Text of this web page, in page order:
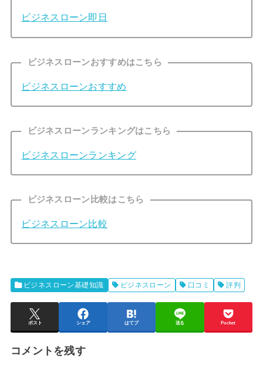
ビジネスローン即日
ビジネスローンおすすめはこちら
ビジネスローンおすすめ
ビジネスローンランキングはこちら
ビジネスローンランキング
ビジネスローン比較はこちら
ビジネスローン比較
ビジネスローン基礎知識 ビジネスローン 口コミ 評判
ポスト シェア はてブ 送る Pocket
コメントを残す